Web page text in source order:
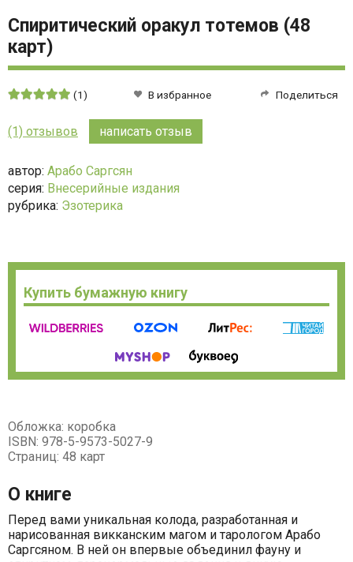
Спиритический оракул тотемов (48
карт)
Средняя
из
(1) В избранное Поделиться
(1) отзывов написать отзыв
автор: Арабо Саргсян
серия: Внесерийные издания
рубрика: Эзотерика
Купить бумажную книгу
Обложка: коробка
ISBN: 978-5-9573-5027-9
Страниц: 48 карт
О книге
Перед вами уникальная колода, разработанная и
нарисованная викканским магом и тарологом Арабо
Саргсяном. В ней он впервые объединил фауну и